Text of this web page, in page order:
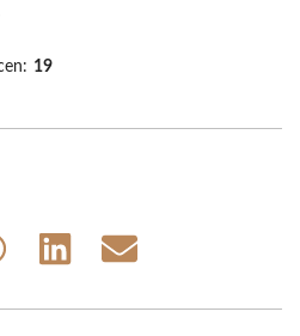
19
Share
Share